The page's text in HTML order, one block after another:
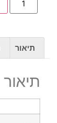
תיאור
תיאור